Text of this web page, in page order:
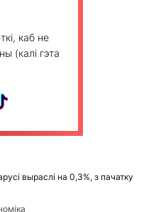
каб не
(калі гэта
выраслі на 0,3%, з пачатку